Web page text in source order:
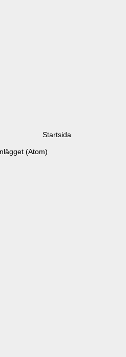
Startsida
(Atom)